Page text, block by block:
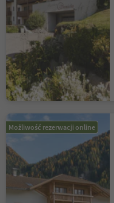
Możliwość rezerwacji online